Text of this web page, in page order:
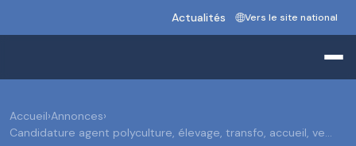
Actualités Vers le site national
Accueil›Annonces›
Candidature agent polyculture, élevage, transfo, accueil, ve…